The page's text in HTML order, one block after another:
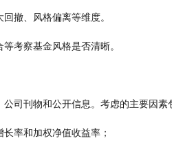
撤、风格偏离等维度。
考察基金风格是否清晰。
司刊物和公开信息。考虑的主要因素
率和加权净值收益率；